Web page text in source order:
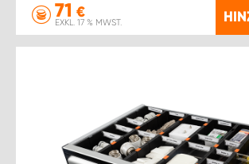
71 €
EXKL. 17 % MWST.